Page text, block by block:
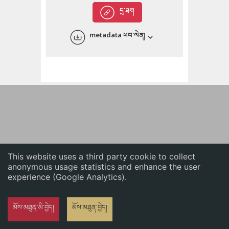
This website uses a third party cookie to collect
anonymous usage statistics and enhance the user
experience (Google Analytics).
མོས་མཐུན་མི་བྱེད། མོས་མཐུན་བྱེད།
English
དྲ་ཐག
metadata ཕབ་ལེན།